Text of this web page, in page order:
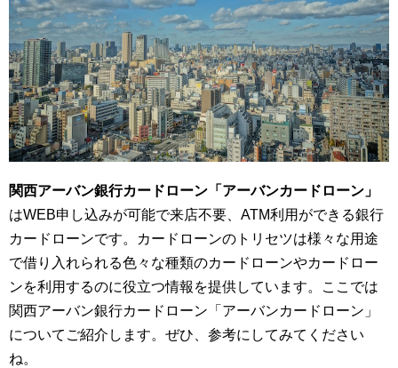
関西アーバン銀行カードローン「アーバンカードローン」
はWEB申し込みが可能で来店不要、ATM利用ができる銀行
カードローンです。カードローンのトリセツは様々な用途
で借り入れられる色々な種類のカードローンやカードロー
ンを利用するのに役立つ情報を提供しています。ここでは
関西アーバン銀行カードローン「アーバンカードローン」
についてご紹介します。ぜひ、参考にしてみてください
ね。